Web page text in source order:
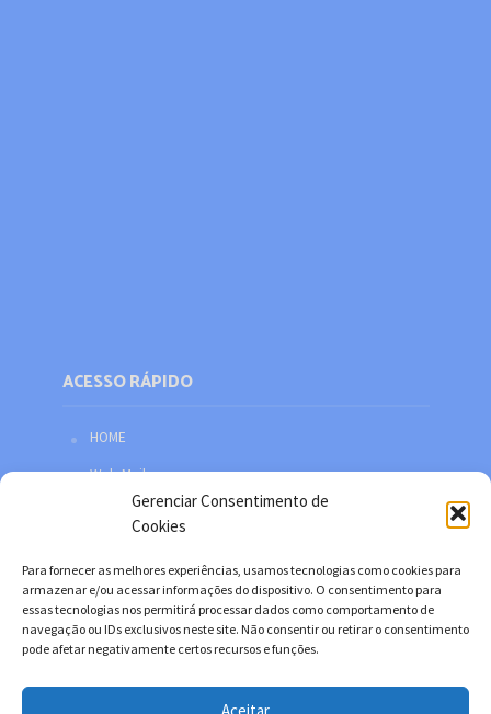
Gerenciar Consentimento de
Cookies
Para fornecer as melhores experiências, usamos tecnologias como cookies para
armazenar e/ou acessar informações do dispositivo. O consentimento para
essas tecnologias nos permitirá processar dados como comportamento de
navegação ou IDs exclusivos neste site. Não consentir ou retirar o consentimento
pode afetar negativamente certos recursos e funções.
ACESSO RÁPIDO
HOME
Web Mail
Política de privacidade
Facebook
Twitter
YouTube
Instagram